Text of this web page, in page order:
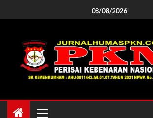
08/08/2026